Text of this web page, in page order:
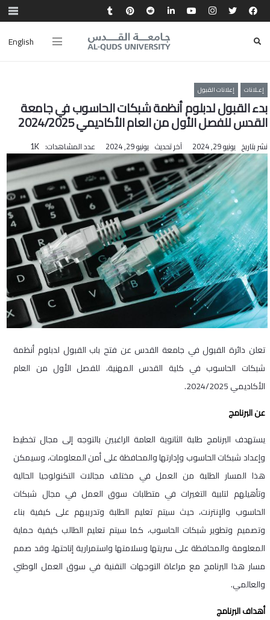
English
إعـلانات إعلانات القبول
بدء القبول لدبلوم أنظمة شبكات الحاسوب في جامعة
القدس للفصل الأول من العام الأكاديمي 2024/2025
نشر بتاريخ يونيو 29, 2024 آخر تحديث يونيو 29, 2024 عدد المشاهدات: 1K
تعلن دائرة القبول في جامعة القدس عن فتح باب القبول لدبلوم أنظمة
شبكات الحاسوب في كلية القدس المهنية، للفصل الأول من العام
الأكاديمي 2024/2025.
عن البرنامج
يستهدف البرنامج طلبة الثانوية العامة الراغبين بالتوجه إلى مجال تخطيط
وإعداد شبكات الحاسوب وإدارتها والمحافظة على أمن المعلومات، وسيمكن
هذا المسار الطلبة من العمل في مختلف مجالات التكنولوجيا الحالية
وتأهيلهم لتلبية التغيرات في متطلبات سوق العمل في مجال شبكات
الحاسوب والإنترنت، حيث سيتم تعليم الطلبة وتدريبهم على كيفية بناء
وتصميم وتطوير شبكات الحاسوب، كما سيتم تعليم الطالب كيفية حماية
المعلومة والمحافظة على سريتها وسلامتها واستمرارية إتاحتها، وقد صمم
مسار هذا البرنامج مع مراعاة التوجهات التقنية في سوق العمل الوطني
والعالمي.
أهداف البرنامج